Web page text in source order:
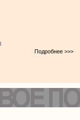
Подробнее >>>